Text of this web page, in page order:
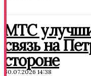
МТС
связь на
стороне
30.07.2026 14:38